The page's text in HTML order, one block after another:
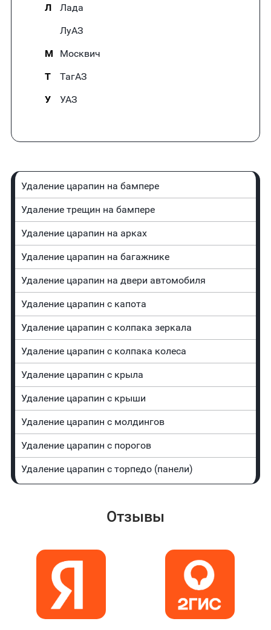
Л
Лада
ЛуАЗ
М
Москвич
Т
ТагАЗ
У
УАЗ
Удаление царапин на бампере
Удаление трещин на бампере
Удаление царапин на арках
Удаление царапин на багажнике
Удаление царапин на двери автомобиля
Удаление царапин с капота
Удаление царапин с колпака зеркала
Удаление царапин с колпака колеса
Удаление царапин с крыла
Удаление царапин с крыши
Удаление царапин с молдингов
Удаление царапин с порогов
Удаление царапин с торпедо (панели)
Отзывы